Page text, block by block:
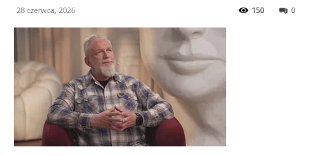
28 czerwca, 2026 0
150